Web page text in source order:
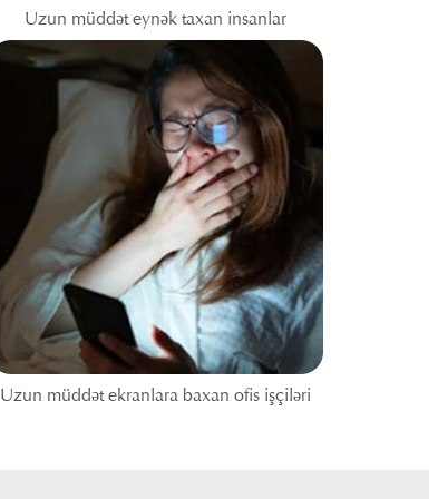
Uzun müddət eynək taxan insanlar
Uzun müddət ekranlara baxan ofis işçiləri